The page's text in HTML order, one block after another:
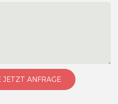
JETZT ANFRAGE